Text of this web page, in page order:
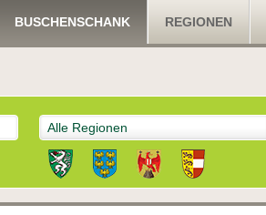
BUSCHENSCHANK REGIONEN
Alle Regionen